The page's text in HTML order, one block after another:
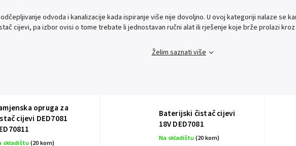
odvoda i kanalizacije kada ispiranje više nije dovoljno. U ovoj kategoriji nalaze se
cijevi, pa izbor ovisi o tome trebate li jednostavan ručni alat ili rješenje koje brže prolazi
Želim saznati više
opruga za
cijevi DED7081
skladištu(20 kom)
Baterijski čistač cijevi
18V DED7081
Na skladištu(20 kom)